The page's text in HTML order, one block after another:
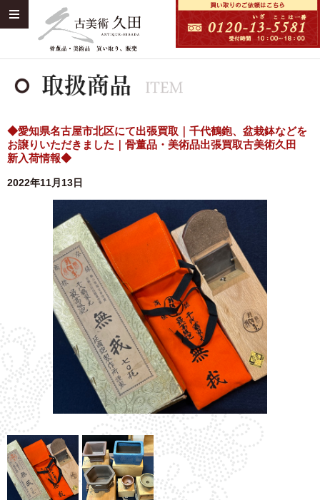
◆愛知県名古屋市北区にて出張買取｜千代鶴鉋、盆栽鉢などを
お譲りいただきました｜骨董品・美術品出張買取古美術久田
新入荷情報◆
2022年11月13日